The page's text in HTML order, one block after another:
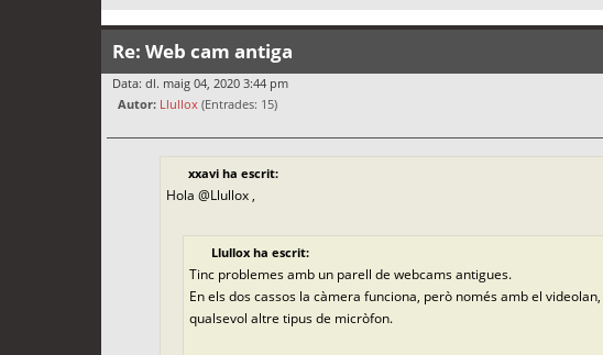
Re: Web cam antiga
Data: dl. maig 04, 2020 3:44 pm
Autor: Llullox (Entrades: 15)
xxavi ha escrit:
Hola @Llullox ,
Llullox ha escrit:
Tinc problemes amb un parell de webcams antigues.
En els dos cassos la càmera funciona, però només amb el
qualsevol altre tipus de micròfon.